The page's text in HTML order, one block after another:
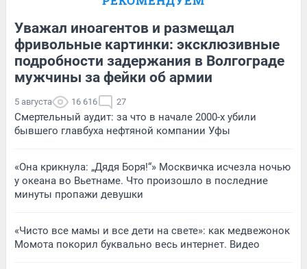
Уважал иноагентов и размещал
фривольные картинки: эксклюзивные
подробности задержания в Волгограде
мужчины за фейки об армии
5 августа 16 616 27
Смертельный аудит: за что в начале 2000-х убили
бывшего главбуха нефтяной компании Уфы
«Она крикнула: „Дядя Боря!“» Москвичка исчезла ночью
у океана во Вьетнаме. Что произошло в последние
минуты пропажи девушки
«Чисто все мамы и все дети на свете»: как медвежонок
Момота покорил буквально весь интернет. Видео